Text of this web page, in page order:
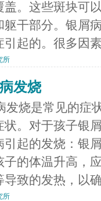
盖。这些斑块可
躯干部分。银屑
引起的。很多因
所
发烧
发烧是常见的症
状。对于孩子银
引起的发烧：银
子的体温升高，
导致的发热，以
所